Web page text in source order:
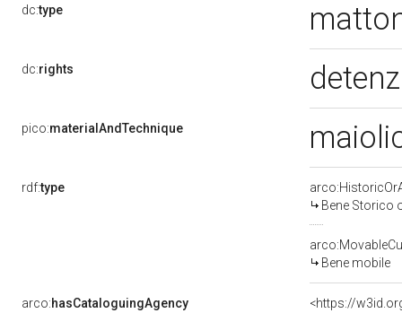
dc:type
dc:rights
pico:materialAndTechnique
rdf:type
Bene Storico
Bene mobile
arco:hasCataloguingAgency
<https://